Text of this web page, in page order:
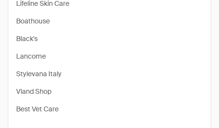
Lifeline Skin Care
Boathouse
Black's
Lancome
Stylevana Italy
Vland Shop
Best Vet Care